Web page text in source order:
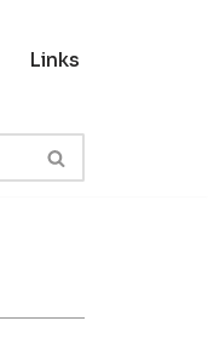
Links